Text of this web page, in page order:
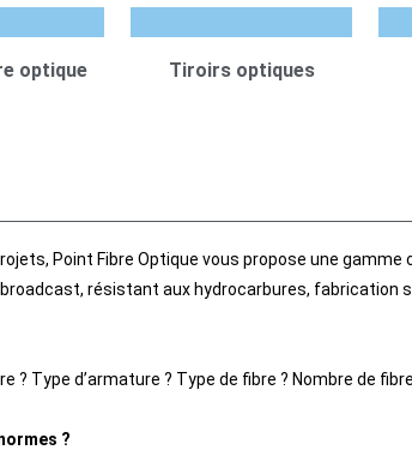
optique Tiroirs optiques
Point Fibre Optique vous propose une gamme
résistant aux hydrocarbures, fabrication
? Type d’armature ? Type de fibre ? Nombre de
?